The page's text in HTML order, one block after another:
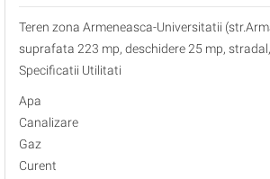
Teren zona Armeneasca-Universitatii
suprafata 223 mp, deschidere 25 mp,
Specificatii Utilitati
Apa
Canalizare
Gaz
Curent